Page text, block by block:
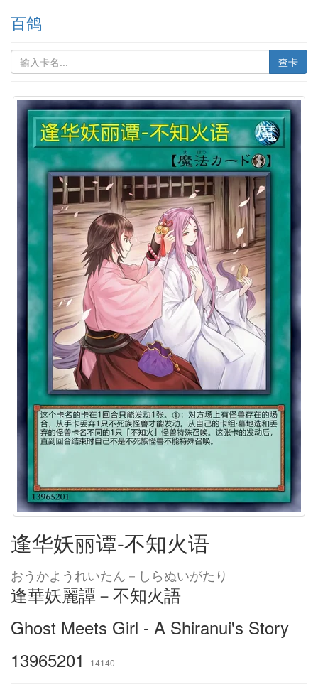
百鸽
查卡
逢华妖丽谭-不知火语
おうかようれいたん－しらぬいがたり
逢華妖麗譚－不知火語
Ghost Meets Girl - A Shiranui's Story
13965201
14140